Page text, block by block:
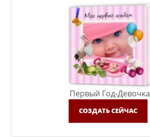
Первый Год-Девочка
СОЗДАТЬ СЕЙЧАС